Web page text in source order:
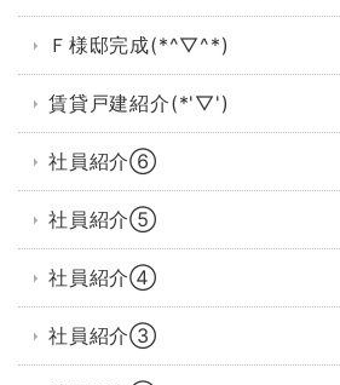
Ｆ様邸完成(*^▽^*)
賃貸戸建紹介(*'▽')
社員紹介⑥
社員紹介⑤
社員紹介④
社員紹介③